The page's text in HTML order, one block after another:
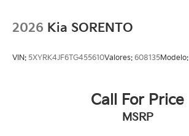
2026 Kia SORENTO
VIN: 5XYRK4JF6TG455610Valores: 608135Modelo:
Call For Price
MSRP